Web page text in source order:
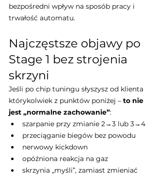
bezpośredni wpływ na sposób pracy i
trwałość automatu.
Najczęstsze objawy po
Stage 1 bez strojenia
skrzyni
Jeśli po chip tuningu słyszysz od klienta
którykolwiek z punktów poniżej – to nie
jest „normalne zachowanie”:
szarpanie przy zmianie 2→3 lub 3→4
przeciąganie biegów bez powodu
nerwowy kickdown
opóźniona reakcja na gaz
skrzynia „myśli”, zamiast zmieniać